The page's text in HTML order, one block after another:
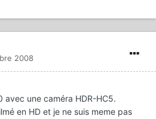
2008
avec une caméra HDR-HC5.
en HD et je ne suis meme pas